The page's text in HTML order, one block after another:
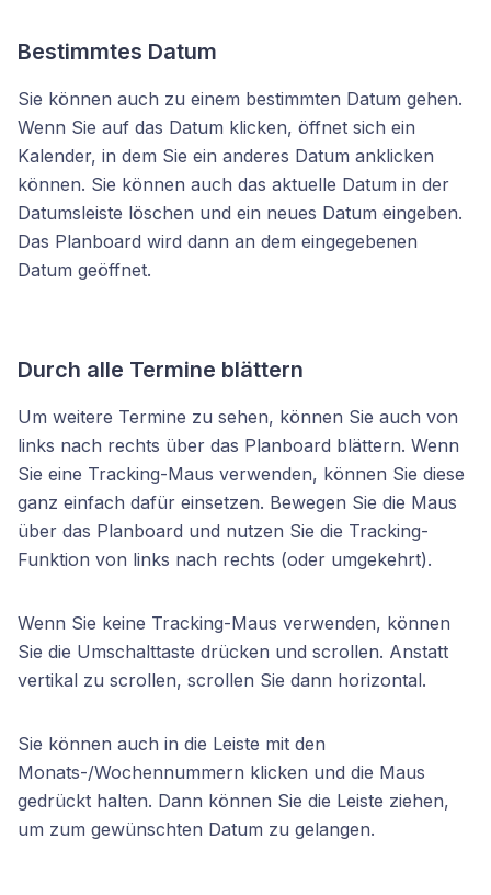
Bestimmtes Datum
Sie können auch zu einem bestimmten Datum gehen.
Wenn Sie auf das Datum klicken, öffnet sich ein
Kalender, in dem Sie ein anderes Datum anklicken
können. Sie können auch das aktuelle Datum in der
Datumsleiste löschen und ein neues Datum eingeben.
Das Planboard wird dann an dem eingegebenen
Datum geöffnet.
Durch alle Termine blättern
Um weitere Termine zu sehen, können Sie auch von
links nach rechts über das Planboard blättern. Wenn
Sie eine Tracking-Maus verwenden, können Sie diese
ganz einfach dafür einsetzen. Bewegen Sie die Maus
über das Planboard und nutzen Sie die Tracking-
Funktion von links nach rechts (oder umgekehrt).
Wenn Sie keine Tracking-Maus verwenden, können
Sie die Umschalttaste drücken und scrollen. Anstatt
vertikal zu scrollen, scrollen Sie dann horizontal.
Sie können auch in die Leiste mit den
Monats-/Wochennummern klicken und die Maus
gedrückt halten. Dann können Sie die Leiste ziehen,
um zum gewünschten Datum zu gelangen.